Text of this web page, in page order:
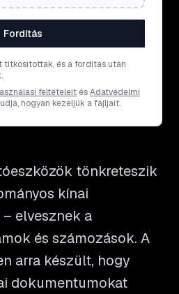
Fordítás
titkosítottak, és a fordítás után
feltételeit ésAdatvédelmi
hogyan kezeljük a fájljait.
tönkreteszik
kínai
elvesznek a
és számozások. A
arra készült, hogy
dokumentumokat